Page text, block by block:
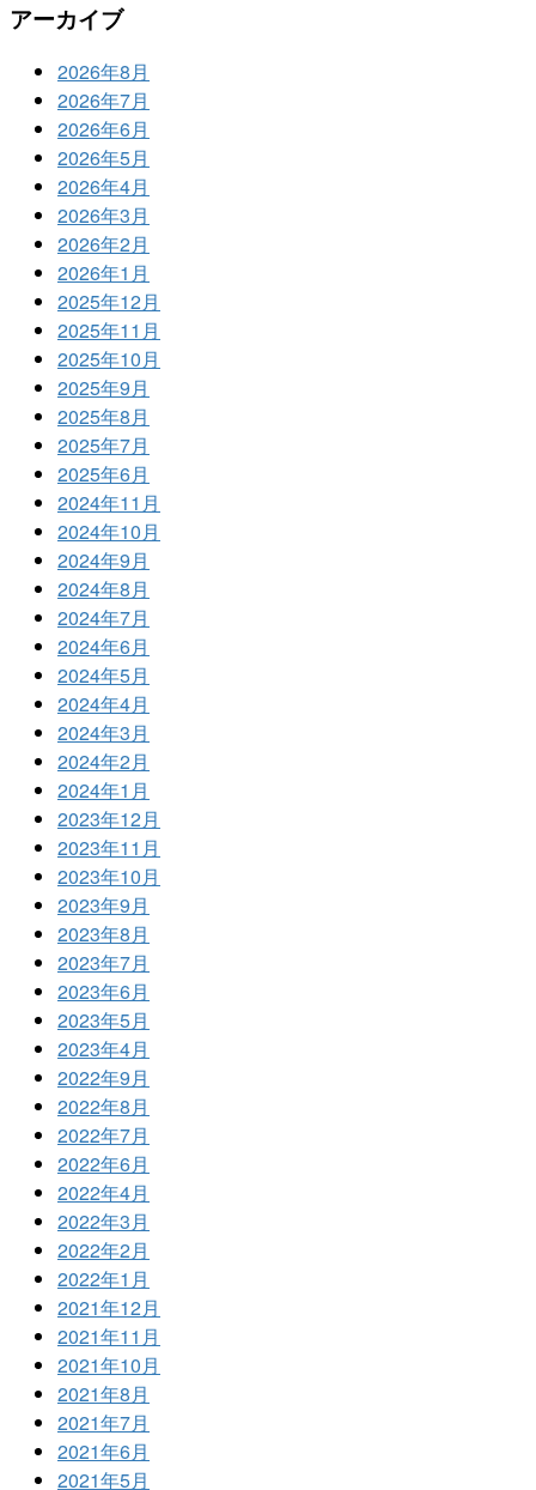
アーカイブ
2026年8月
2026年7月
2026年6月
2026年5月
2026年4月
2026年3月
2026年2月
2026年1月
2025年12月
2025年11月
2025年10月
2025年9月
2025年8月
2025年7月
2025年6月
2024年11月
2024年10月
2024年9月
2024年8月
2024年7月
2024年6月
2024年5月
2024年4月
2024年3月
2024年2月
2024年1月
2023年12月
2023年11月
2023年10月
2023年9月
2023年8月
2023年7月
2023年6月
2023年5月
2023年4月
2022年9月
2022年8月
2022年7月
2022年6月
2022年4月
2022年3月
2022年2月
2022年1月
2021年12月
2021年11月
2021年10月
2021年8月
2021年7月
2021年6月
2021年5月